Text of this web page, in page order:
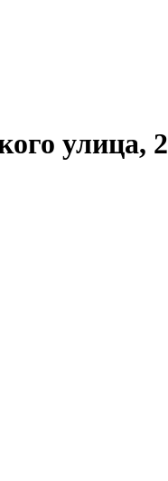
улица, 2